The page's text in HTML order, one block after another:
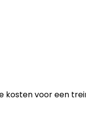
kosten voor een